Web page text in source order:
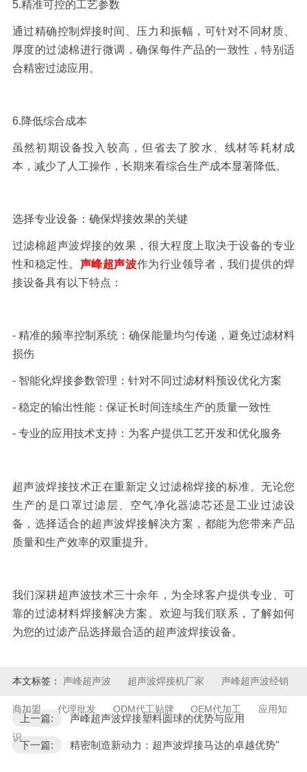
5.精准可控的工艺参数
通过精确控制焊接时间、压力和振幅，可针对不同材质、
厚度的过滤棉进行微调，确保每件产品的一致性，特别适
合精密过滤应用。
6.降低综合成本
虽然初期设备投入较高，但省去了胶水、线材等耗材成
本，减少了人工操作，长期来看综合生产成本显著降低。
选择专业设备：确保焊接效果的关键
过滤棉超声波焊接的效果，很大程度上取决于设备的专业
性和稳定性。 声峰超声波作为行业领导者，我们提供的焊
接设备具有以下特点：
-精准的频率控制系统：确保能量均匀传递，避免过滤材料
损伤
- 智能化焊接参数管理： 针对不同过滤材料预设优化方案
- 稳定的输出性能： 保证长时间连续生产的质量一致性
- 专业的应用技术支持： 为客户提供工艺开发和优化服务
超声波焊接技术正在重新定义过滤棉焊接的标准。无论您
生产的是口罩过滤层、空气净化器滤芯还是工业过滤设
备，选择适合的超声波焊接解决方案，都能为您带来产品
质量和生产效率的双重提升。
我们深耕超声波技术三十余年，为全球客户提供专业、可
靠的过滤材料焊接解决方案。欢迎与我们联系，了解如何
为您的过滤产品选择最合适的超声波焊接设备。
本文标签： 声峰超声波 超声波焊接机厂家 声峰超声波经销
商加盟 代理批发 ODM代工贴牌 OEM代加工 应用知
识
上一篇: 声峰超声波焊接塑料圆球的优势与应用
下一篇: 精密制造新动力：超声波焊接马达的卓越优势"